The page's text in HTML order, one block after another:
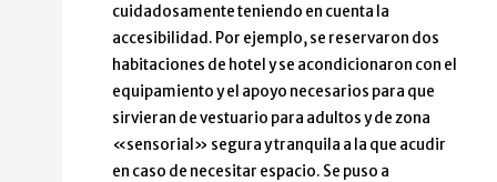
cuidadosamente teniendo en cuenta la
accesibilidad. Por ejemplo, se reservaron dos
habitaciones de hotel y se acondicionaron con el
equipamiento y el apoyo necesarios para que
sirvieran de vestuario para adultos y de zona
«sensorial» segura y tranquila a la que acudir
en caso de necesitar espacio. Se puso a